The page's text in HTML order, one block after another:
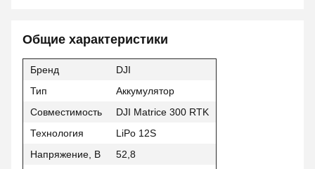
Общие характеристики
Бренд
DJI
Тип
Аккумулятор
Совместимость
DJI Matrice 300 RTK
Технология
LiPo 12S
Напряжение, В
52,8